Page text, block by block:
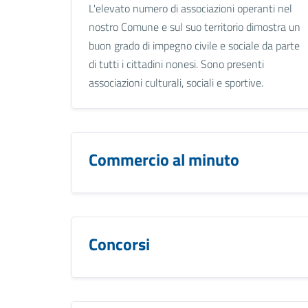
L'elevato numero di associazioni operanti nel
nostro Comune e sul suo territorio dimostra un
buon grado di impegno civile e sociale da parte
di tutti i cittadini nonesi. Sono presenti
associazioni culturali, sociali e sportive.
Commercio al minuto
Concorsi